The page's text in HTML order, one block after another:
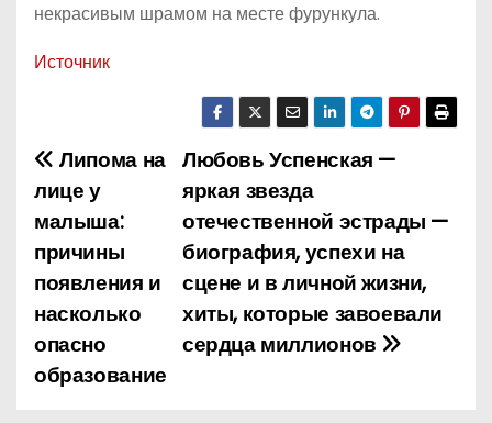
некрасивым шрамом на месте фурункула.
Источник
Н
а
в
и
г
Любовь Успенская —
яркая звезда
отечественной эстрады —
биография, успехи на
сцене и в личной жизни,
хиты, которые завоевали
сердца миллионов
Липома на
лице у
малыша:
причины
появления и
насколько
опасно
образование